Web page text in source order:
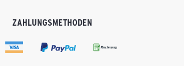
ZAHLUNGSMETHODEN